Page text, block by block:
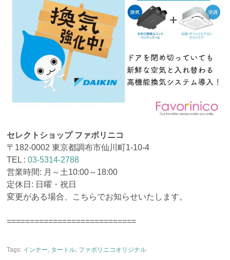
セレクトショップ ファボリニコ
〒182-0002 東京都調布市仙川町1-10-4
TEL :03-5314-2788
営業時間: 月～土10:00～18:00
定休日: 日曜・祝日
変更がある場合、こちらでお知らせいたします。
============================
Tags: インナー タートル ファボリニコオリジナル